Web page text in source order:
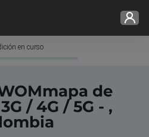
en curso
de
/ 4G / 5G - ,